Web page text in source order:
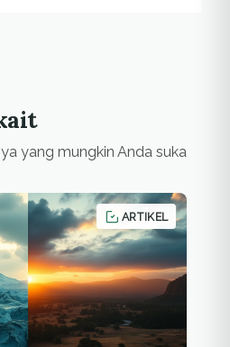
yang mungkin Anda suka
ARTIKEL